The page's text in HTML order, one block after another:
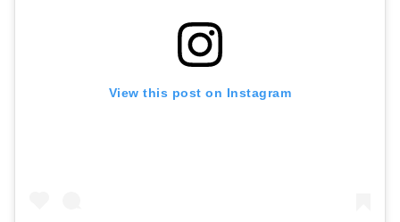
View this post on Instagram